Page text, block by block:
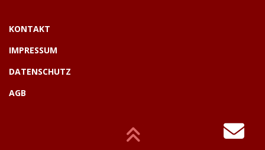
KONTAKT
IMPRESSUM
DATENSCHUTZ
AGB